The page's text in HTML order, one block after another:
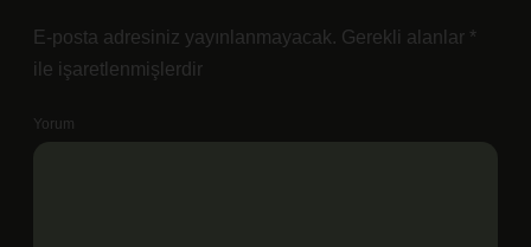
E-posta adresiniz yayınlanmayacak. Gerekli alanlar *
ile işaretlenmişlerdir
Yorum